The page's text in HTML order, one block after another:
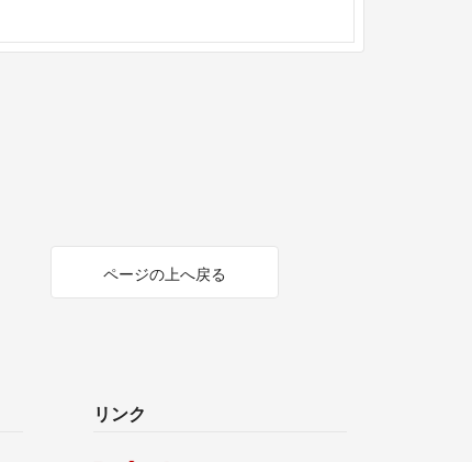
ページの上へ戻る
リンク